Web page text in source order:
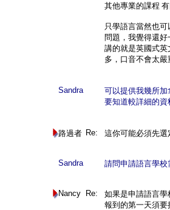
其他專業的課程
只學語言當然也
問題，我覺得還
講的就是英國式
多，口音不會太嚴
Sandra
可以提供我幾所加
要知道較詳細的資
路過者 Re: 這你可能必須先
Sandra 請問申請語言學校
Nancy Re:
如果是申請語言
報到的第一天須